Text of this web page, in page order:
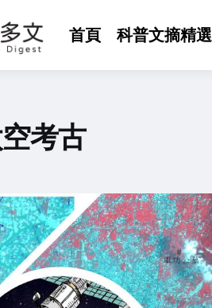
首頁 科普文摘精選
考古